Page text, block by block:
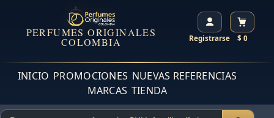
PERFUMES ORIGINALES
COLOMBIA Registrarse $ 0
INICIO PROMOCIONES NUEVAS REFERENCIAS
MARCAS TIENDA